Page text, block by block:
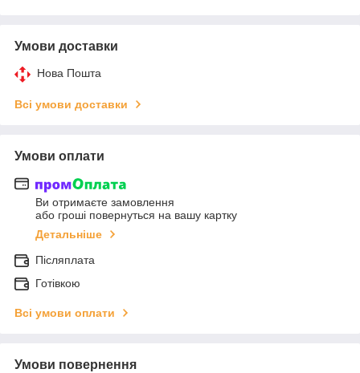
Умови доставки
Нова Пошта
Всі умови доставки
Умови оплати
Ви отримаєте замовлення
або гроші повернуться на вашу картку
Детальніше
Післяплата
Готівкою
Всі умови оплати
Умови повернення